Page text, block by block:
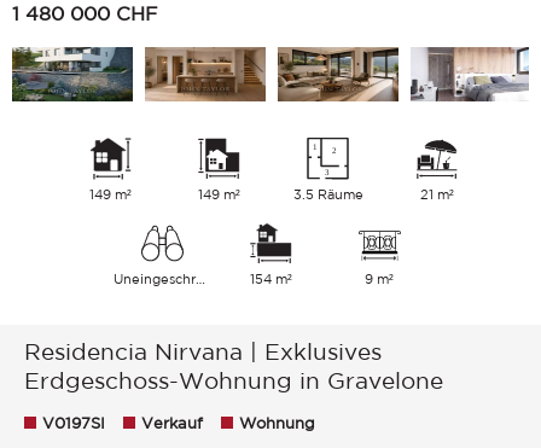
1 480 000 CHF
149 m² 149 m² 3.5 Räume 21 m²
Uneingeschränkt 154 m² 9 m²
Residencia Nirvana | Exklusives
Erdgeschoss-Wohnung in Gravelone
V0197SI Verkauf Wohnung